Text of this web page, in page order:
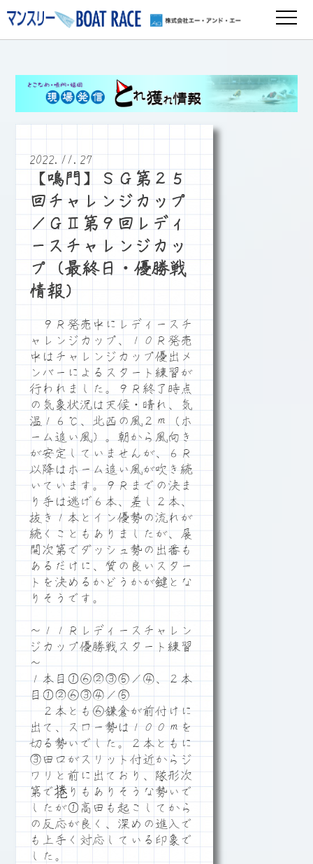
2022.11.27
【鳴門】ＳＧ第２５
回チャレンジカップ
／ＧⅡ第９回レディ
ースチャレンジカッ
プ（最終日・優勝戦
情報）
９Ｒ発売中にレディースチ
ャレンジカップ、１０Ｒ発売
中はチャレンジカップ優出メ
ンバーによるスタート練習が
行われました。９Ｒ終了時点
の気象状況は天候・晴れ、気
温１６℃、北西の風２ｍ（ホ
ーム追い風）。朝から風向き
が安定していませんが、６Ｒ
以降はホーム追い風が吹き続
いています。９Ｒまでの決ま
り手は逃げ６本、差し２本、
抜き１本とイン優勢の流れが
続くこともありましたが、展
開次第でダッシュ勢の出番も
あるだけに、質の良いスター
トを決めるかどうかが鍵とな
りそうです。
～１１Ｒレディースチャレン
ジカップ優勝戦スタート練習
～
１本目①⑥②③⑤／④、２本
目①②⑥③④／⑤
２本とも⑥鎌倉が前付けに
出て、スロー勢は１００ｍを
切る勢いでした。２本ともに
③田口がスリット付近からジ
ワリと前に出ており、隊形次
第で捲りもありそうな勢いで
したが①高田も起こしてから
の反応が良く、深めの進入で
も上手く対応している印象で
した。